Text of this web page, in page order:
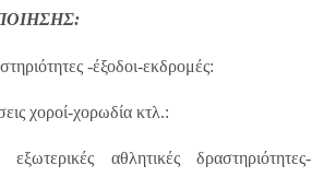
-έξοδοι-εκδρομές:
χοροί-χορωδία κτλ.:
αθλητικές δραστηριότητες-